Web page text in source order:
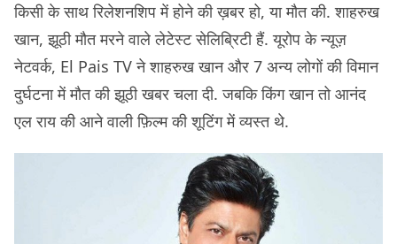
किसी के साथ रिलेशनशिप में होने की ख़बर हो, या मौत की. शाहरुख
खान, झूठी मौत मरने वाले लेटेस्ट सेलिब्रिटी हैं. यूरोप के न्यूज़
नेटवर्क, El Pais TV ने शाहरुख खान और 7 अन्य लोगों की विमान
दुर्घटना में मौत की झूठी खबर चला दी. जबकि किंग खान तो आनंद
एल राय की आने वाली फ़िल्म की शूटिंग में व्यस्त थे.